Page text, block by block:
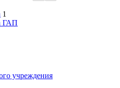
1
ГАП
учреждения